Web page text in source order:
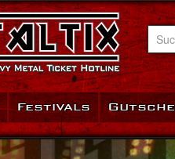
Festivals